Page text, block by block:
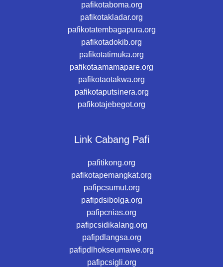
pafikotaboma.org
pafikotakladar.org
pafikotatembagapura.org
pafikotadokib.org
pafikotatimuka.org
pafikotaamamapare.org
pafikotaotakwa.org
pafikotaputsinera.org
pafikotajebegot.org
Link Cabang Pafi
pafitikong.org
pafikotapemangkat.org
pafipcsumut.org
pafipdsibolga.org
pafipcnias.org
pafipcsidikalang.org
pafipdlangsa.org
pafipdlhokseumawe.org
pafipcsigli.org